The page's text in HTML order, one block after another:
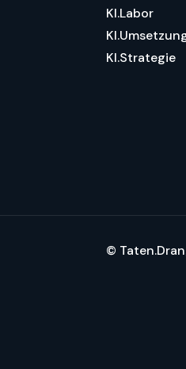
KI.Labor
KI.Strategie
©